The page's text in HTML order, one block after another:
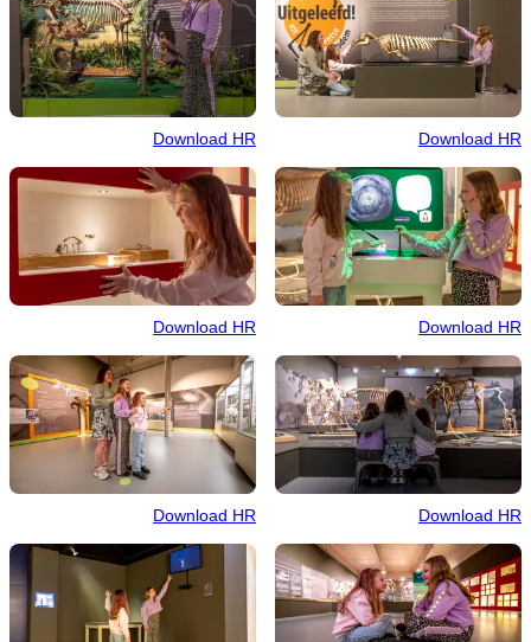
Download HR Download HR
Download HR Download HR
Download HR Download HR